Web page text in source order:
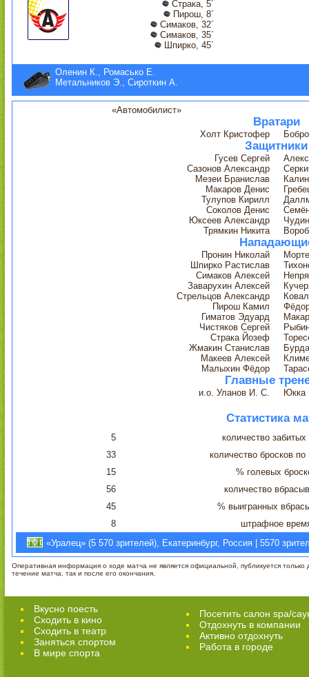
Страка, 5´
Пирош, 8´
Симаков, 32´
Симаков, 35´
Шпирко, 45´
Оленин К., Ромасько Е.
Метальников Э., Сироткин А.
«Автомобилист»
Вратари
Холт Кристофер
Защитники
Гусев Сергей
Сазонов Александр
Мезеи Бранислав
Макаров Денис
Тулупов Кирилл
Соколов Денис
Юксеев Александр
Трямкин Никита
Пронин Николай
Шпирко Растислав
Симаков Алексей
Заварухин Алексей
Стрельцов Александр
Пирош Камил
Гиматов Эдуард
Чистяков Сергей
Страка Йозеф
Жмакин Станислав
Макеев Алексей
Малыхин Фёдор
Главные
и.о. Уланов И. С. Юкка
Статистика
5
количество
33
количество бросков по
15
% голевых
56
количество
45
% выигранных
8
штрафное
«Уралец» (5 570 зрителей), Екатеринбург, Россия | 5570
Оперативная информация о ходе матча не является официальной, публикуется только
течение матча, так и после его окончания.
Вкусно поесть
Сходить в кино
Cходить в театр
Заняться спортом
В мире спорта
Посетить салон spa/
Отдохнуть в компании
Активно отдохнуть
Работа в городе